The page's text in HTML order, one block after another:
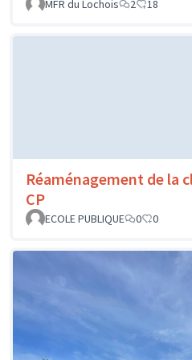
MFR du Lochois
2 18
Réaménagement de la
CP
ECOLE PUBLIQUE
0 0